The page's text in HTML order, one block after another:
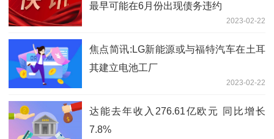
最早可能在6月份出现债务违约
2023-02-22
焦点简讯:LG新能源或与福特汽车在土耳
其建立电池工厂
2023-02-22
达能去年收入276.61亿欧元 同比增长
7.8%